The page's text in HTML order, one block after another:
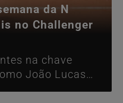
da N
no Challenger
na chave
João Lucas